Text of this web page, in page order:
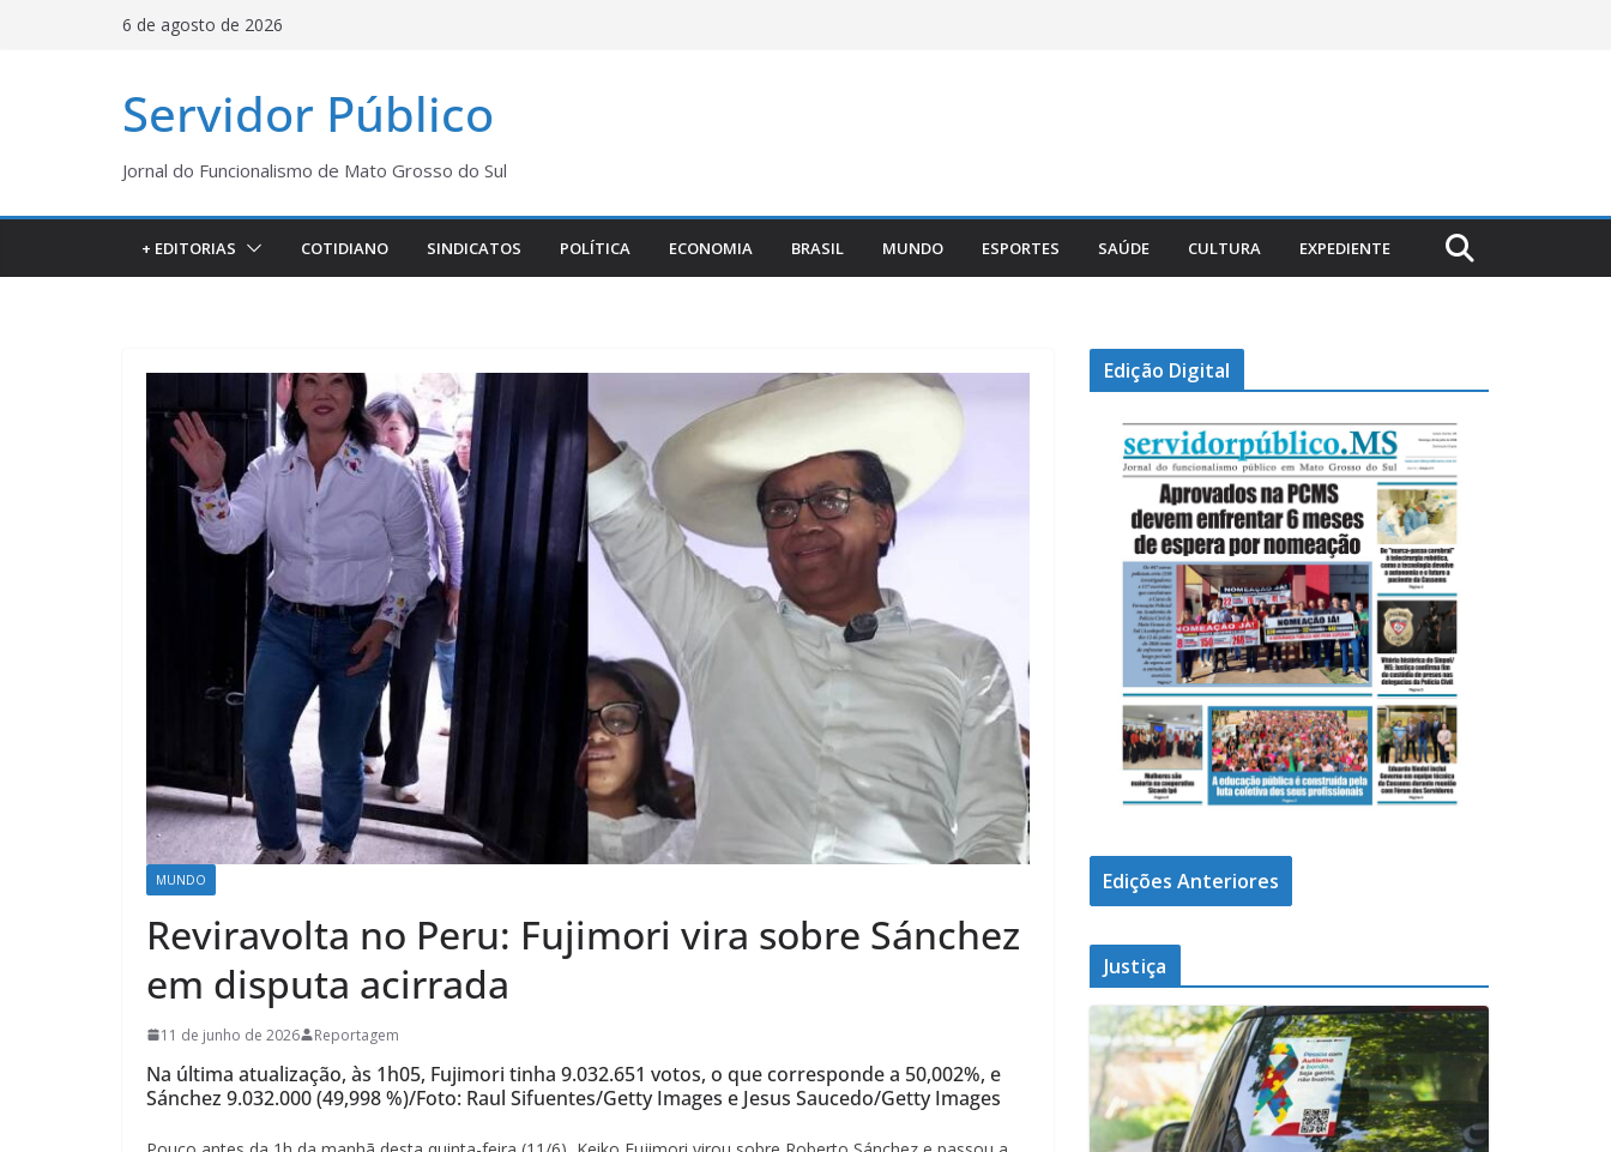
6 de agosto de 2026
Servidor Público
Jornal do Funcionalismo de Mato Grosso do Sul
+ EDITORIAS COTIDIANO SINDICATOS POLÍTICA ECONOMIA BRASIL MUNDO ESPORTES SAÚDE CULTURA EXPEDIENTE
MUNDO
Reviravolta no Peru: Fujimori vira sobre Sánchez
em disputa acirrada
11 de junho de 2026 Reportagem
Na última atualização, às 1h05, Fujimori tinha 9.032.651 votos, o que corresponde a 50,002%, e
Sánchez 9.032.000 (49,998 %)/Foto: Raul Sifuentes/Getty Images e Jesus Saucedo/Getty Images
Edição Digital
Edições Anteriores
Justiça